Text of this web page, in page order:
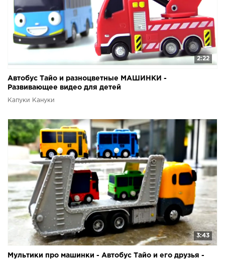
2:22
Автобус Тайо и разноцветные МАШИНКИ -
Развивающее видео для детей
Капуки Кануки
3:43
Мультики про машинки - Автобус Тайо и его друзья -